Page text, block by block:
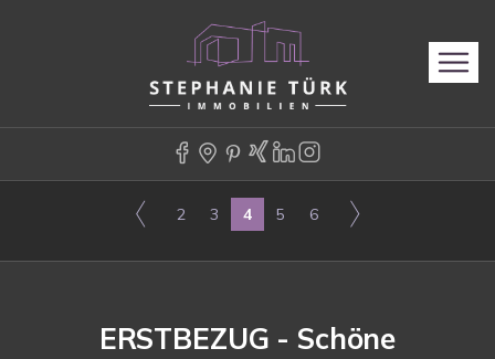
2 3 4 5 6
ERSTBEZUG - Schöne